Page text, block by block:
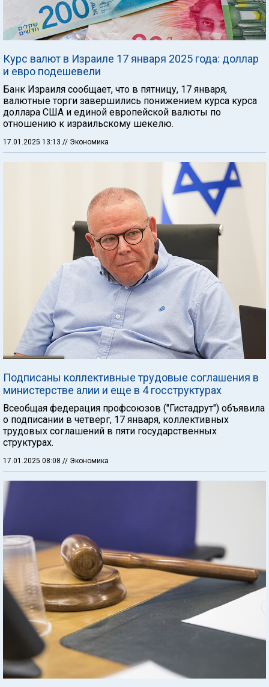
Курс валют в Израиле 17 января 2025 года: доллар
и евро подешевели
Банк Израиля сообщает, что в пятницу, 17 января,
валютные торги завершились понижением курса курса
доллара США и единой европейской валюты по
отношению к израильскому шекелю.
17.01.2025 13:13 // Экономика
Подписаны коллективные трудовые соглашения в
министерстве алии и еще в 4 госструктурах
Всеобщая федерация профсоюзов ("Гистадрут") объявила
о подписании в четверг, 17 января, коллективных
трудовых соглашений в пяти государственных
структурах.
17.01.2025 08:08 // Экономика